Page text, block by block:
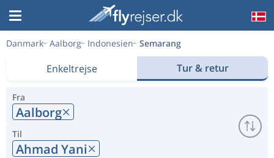
Danmark Aalborg Indonesien Semarang
Enkeltrejse Tur & retur
Fra
Aalborg
Til
Ahmad Yani